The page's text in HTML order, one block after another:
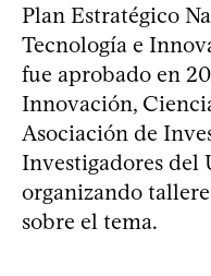
Plan Estratégico
Tecnología e
fue aprobado en
Innovación,
Asociación de
Investigadores del
organizando
sobre el tema.